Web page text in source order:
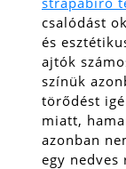
csalódást
és
ajtók
színük
törődést
miatt,
azonban
egy nedves